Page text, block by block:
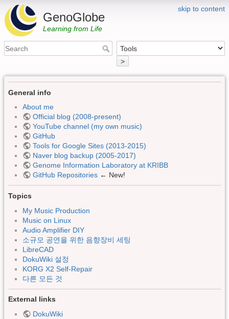
skip to content
GenoGlobe
Learning from Life
>
General info
About me
Official blog (2008-present)
YouTube channel (my own music)
GitHub
Tools for Google Sites (2013-2015)
Naver blog backup (2005-2017)
Genome Information Laboratory at KRIBB
GitHub Repositories← New!
Topics
My Music Production
Music on Linux
Audio Amplifier DIY
소규모 공연을 위한 음향장비 세팅
LibreCAD
DokuWiki 설정
KORG X2 Self-Repair
다른 모든 것
External links
DokuWiki